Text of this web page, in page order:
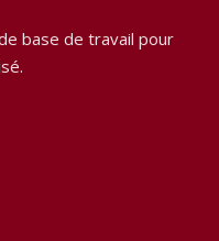
base de travail pour